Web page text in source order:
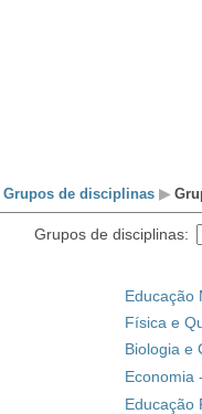
Grupos de disciplinas ▶
Grupos de disciplinas:
Educação
Física e
Biologia e
Economia
Educação